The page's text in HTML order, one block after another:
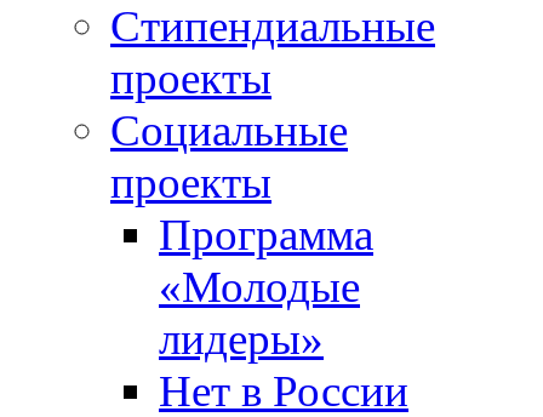
Стипендиальные
проекты
Социальные
проекты
Программа
«Молодые
лидеры»
Нет в России